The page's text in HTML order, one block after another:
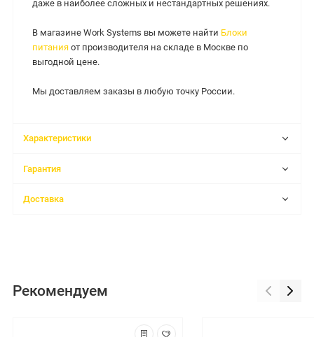
даже в наиболее сложных и нестандартных решениях.
В магазине Work Systems вы можете найти Блоки
питания от производителя на складе в Москве по
выгодной цене.
Мы доставляем заказы в любую точку России.
Характеристики
Гарантия
Доставка
Рекомендуем